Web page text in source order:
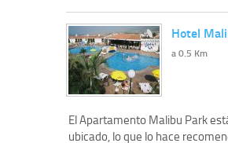
Hotel
a 0.5 Km
El Apartamento Malibu Park
ubicado, lo que lo hace